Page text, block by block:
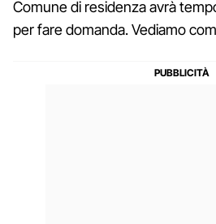
Comune di residenza avrà
per fare domanda. Vediamo